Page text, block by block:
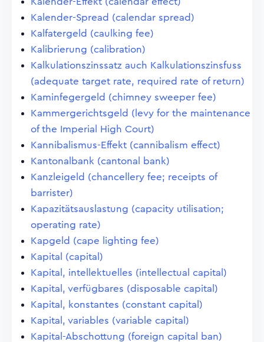
Kalender-Spread (calendar spread)
Kalfatergeld (caulking fee)
Kalibrierung (calibration)
Kalkulationszinssatz auch Kalkulationszinsfuss
(adequate target rate, required rate of return)
Kaminfegergeld (chimney sweeper fee)
Kammergerichtsgeld (levy for the maintenance
of the Imperial High Court)
Kannibalismus-Effekt (cannibalism effect)
Kantonalbank (cantonal bank)
Kanzleigeld (chancellery fee; receipts of
barrister)
Kapazitätsauslastung (capacity utilisation;
operating rate)
Kapgeld (cape lighting fee)
Kapital (capital)
Kapital, intellektuelles (intellectual capital)
Kapital, verfügbares (disposable capital)
Kapital, konstantes (constant capital)
Kapital, variables (variable capital)
Kapital-Abschottung (foreign capital ban)